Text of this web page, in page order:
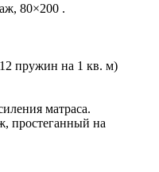
80×200 .
пружин на 1 кв. м)
матраса.
простеганный на